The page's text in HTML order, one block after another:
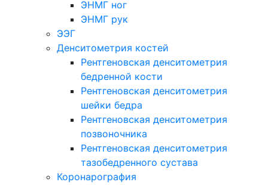
ЭНМГ ног
ЭНМГ рук
ЭЭГ
Денситометрия костей
Рентгеновская денситометрия
бедренной кости
Рентгеновская денситометрия
шейки бедра
Рентгеновская денситометрия
позвоночника
Рентгеновская денситометрия
тазобедренного сустава
Коронарография